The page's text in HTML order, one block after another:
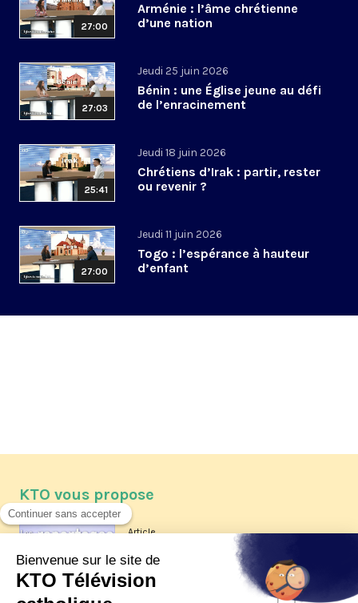
27:00
Arménie : l’âme chrétienne
d’une nation
27:03
Jeudi 25 juin 2026
Bénin : une Église jeune au défi
de l’enracinement
25:41
Jeudi 18 juin 2026
Chrétiens d’Irak : partir, rester
ou revenir ?
27:00
Jeudi 11 juin 2026
Togo : l’espérance à hauteur
d’enfant
KTO vous propose
Article
Les reportages d'été 2026 de KTO